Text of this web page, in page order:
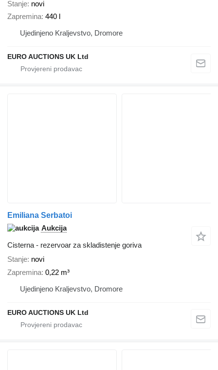
Stanje novi
Zapremina 440 l
Ujedinjeno Kraljevstvo, Dromore
EURO AUCTIONS UK Ltd
Emiliana Serbatoi
Aukcija
Cisterna - rezervoar za skladistenje goriva
Stanje novi
Zapremina 0,22 m³
Ujedinjeno Kraljevstvo, Dromore
EURO AUCTIONS UK Ltd